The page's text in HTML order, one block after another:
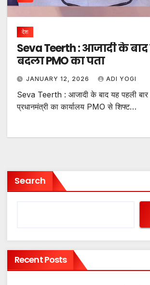
देश
Seva Teerth : आजादी के बाद
बदला PMO का पता
JANUARY 12, 2026 ADI YOGI
Seva Teerth : आजादी के बाद यह पहली बार
प्रधानमंत्री का कार्यालय PMO से शिफ्ट…
Search
Recent Posts